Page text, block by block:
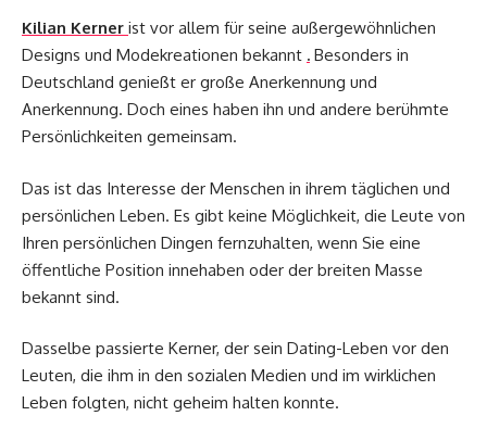
Kilian Kerner ist vor allem für seine außergewöhnlichen
Designs und Modekreationen bekannt . Besonders in
Deutschland genießt er große Anerkennung und
Anerkennung. Doch eines haben ihn und andere berühmte
Persönlichkeiten gemeinsam.
Das ist das Interesse der Menschen in ihrem täglichen und
persönlichen Leben. Es gibt keine Möglichkeit, die Leute von
Ihren persönlichen Dingen fernzuhalten, wenn Sie eine
öffentliche Position innehaben oder der breiten Masse
bekannt sind.
Dasselbe passierte Kerner, der sein Dating-Leben vor den
Leuten, die ihm in den sozialen Medien und im wirklichen
Leben folgten, nicht geheim halten konnte.